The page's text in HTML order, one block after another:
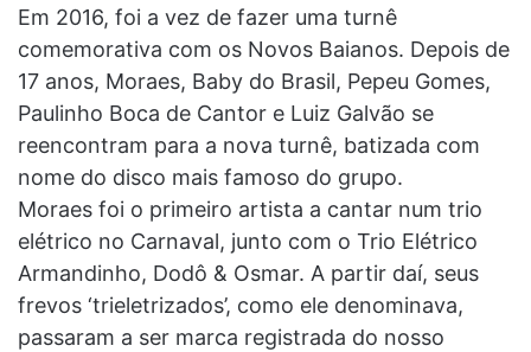
Em 2016, foi a vez de fazer uma turnê
comemorativa com os Novos Baianos. Depois de
17 anos, Moraes, Baby do Brasil, Pepeu Gomes,
Paulinho Boca de Cantor e Luiz Galvão se
reencontram para a nova turnê, batizada com
nome do disco mais famoso do grupo.
Moraes foi o primeiro artista a cantar num trio
elétrico no Carnaval, junto com o Trio Elétrico
Armandinho, Dodô & Osmar. A partir daí, seus
frevos ‘trieletrizados’, como ele denominava,
passaram a ser marca registrada do nosso